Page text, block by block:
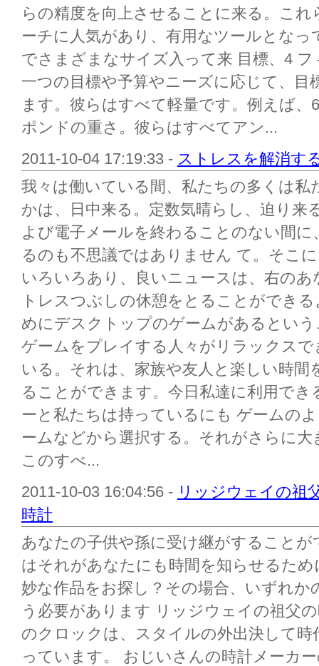
らの精度を向上させることに来る。こ
ーチに人気があり、有用なツールとな
でさまざまなサイズ入って来 目標、4
一つの目標や予算やニーズに応じて、
ます。彼らはすべて軽量です。例えば
ポンドの重さ。彼らはすべてアン...
2011-10-04 17:19:33 - ストレスを解消す
我々は働いている間、私たちの多くは
かは、日中来る。定数気晴らし、迫り来
よび電子メールを終わることのない間
るのも不思議ではありません て。そこ
いろいろあり、良いニュースは、右の
トレスつぶしの休憩をとることができ
めにデスクトップのゲームがあるとい
ゲームをプレイする人々がリラックス
いる。それは、家族や友人と楽しい時
ることができます。今日私達に利用で
ーと私たちは持っているにも ゲームの
ームなどから選択する。それがさらに
このすべ...
2011-10-03 16:04:56 - リッジウェイの祖
時計
あなたの子供や孫に受け継がすること
はそれがあなたにも時間を知らせるた
妙な作品をお探し？その場合、いずれ
う必要があります リッジウェイの祖父
のクロックは、スタイルの外出決して
っています。 おじいさんの時計メーカ